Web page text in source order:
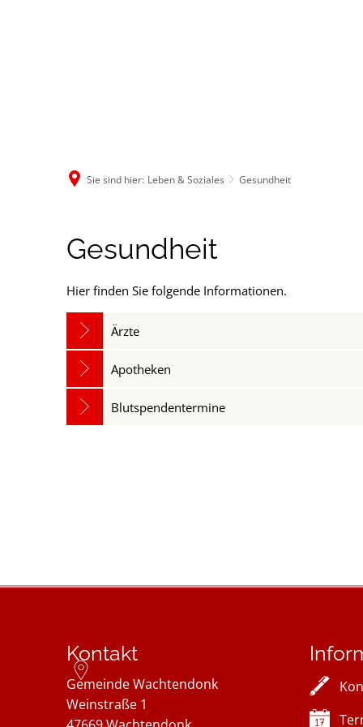
Sie sind hier: Leben & Soziales Gesundheit
Gesundheit
Gesundheit
Hier finden Sie folgende Informationen.
Ärzte
Apotheken
Blutspendentermine
Kontakt
Gemeinde Wachtendonk
Weinstraße 1